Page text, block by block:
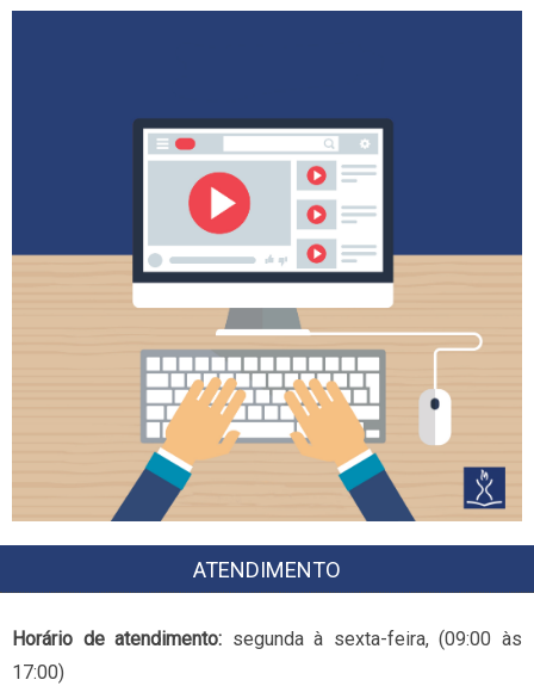
ATENDIMENTO
Horário de atendimento: segunda à sexta-feira, (09:00 às
17:00)